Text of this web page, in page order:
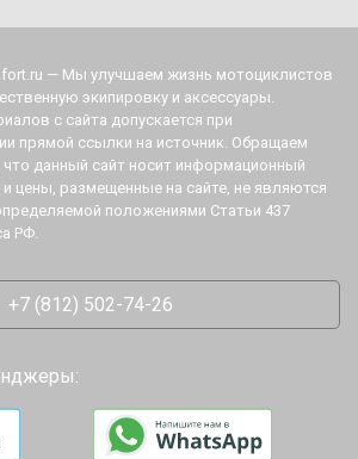
— Мы улучшаем жизнь мотоциклистов
экипировку и аксессуары.
с сайта допускается при
прямой ссылки на источник. Обращаем
данный сайт носит информационный
цены, размещенные на сайте, не являются
положениями Статьи 437
РФ.
+7 (812) 502-74-26